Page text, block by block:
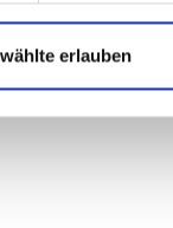
erlauben